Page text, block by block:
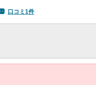
口コミ1件